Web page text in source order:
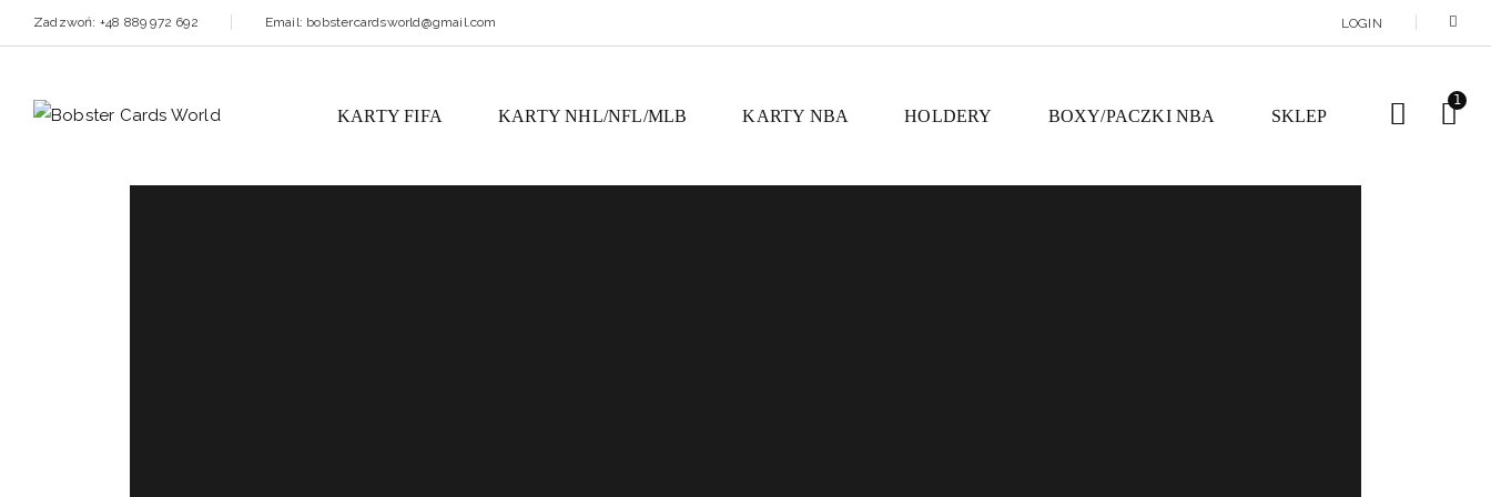
Zadzwoń: +48 889 972 692 Email: bobstercardsworld@gmail.com LOGIN
KARTY FIFA KARTY NHL/NFL/MLB KARTY NBA HOLDERY BOXY/PACZKI NBA SKLEP
1